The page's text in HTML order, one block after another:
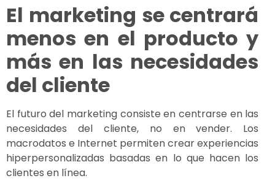
El marketing se centrará
menos en el producto y
más en las necesidades
del cliente
El futuro del marketing consiste en centrarse en las
necesidades del cliente, no en vender. Los
macrodatos e Internet permiten crear experiencias
hiperpersonalizadas basadas en lo que hacen los
clientes en línea.